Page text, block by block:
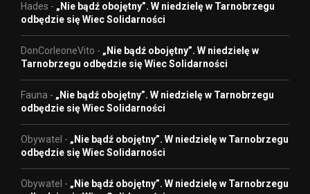
Hades - „Nie bądź obojętny”. W niedzielę w Tarnobrzegu
odbędzie się Wiec Solidarności
DonCorleoneVito - „Nie bądź obojętny”. W niedzielę w
Tarnobrzegu odbędzie się Wiec Solidarności
Fauna - „Nie bądź obojętny”. W niedzielę w Tarnobrzegu
odbędzie się Wiec Solidarności
Obywatel - „Nie bądź obojętny”. W niedzielę w Tarnobrzegu
odbędzie się Wiec Solidarności
Obywatel - „Nie bądź obojętny”. W niedzielę w Tarnobrzegu